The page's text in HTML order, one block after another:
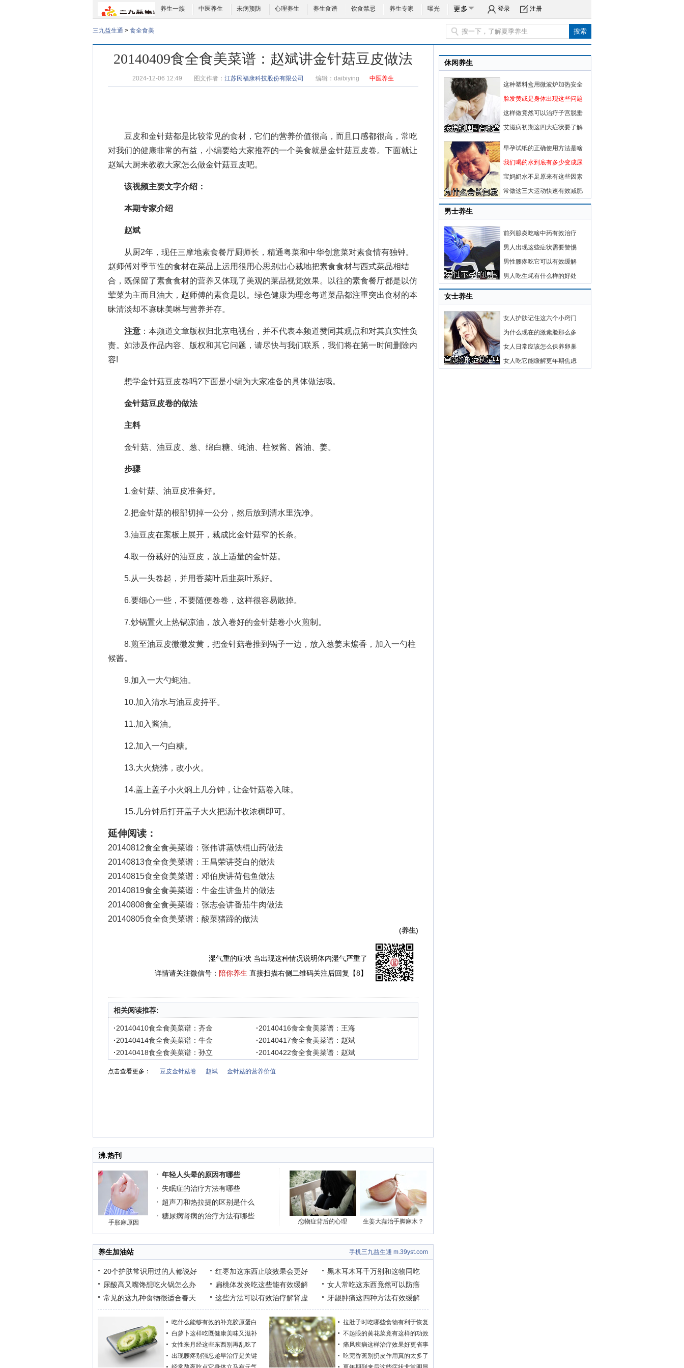
养生一族 中医养生 未病预防 心理养生 养生食谱 饮食禁忌 养生专家 曝光 更多 登录 注册
三九益生通 > 食全食美
20140409食全食美菜谱：赵斌讲金针菇豆皮做法
2024-12-06 12:49 图文作者： 江苏民福康科技股份有限公司 编辑： daibiying 中医养生
豆皮和金针菇都是比较常见的食材，它们的营养价值很高，而且口感都很高，常吃
对我们的健康非常的有益，小编要给大家推荐的一个美食就是金针菇豆皮卷。下面就让
赵斌大厨来教教大家怎么做金针菇豆皮吧。
该视频主要文字介绍：
本期专家介绍
赵斌
从厨2年，现任三摩地素食餐厅厨师长，精通粤菜和中华创意菜对素食情有独钟。
赵师傅对季节性的食材在菜品上运用很用心思别出心裁地把素食食材与西式菜品相结
合，既保留了素食食材的营养又体现了美观的莱品视觉效果。以往的素食餐厅都是以仿
荤菜为主而且油大，赵师傅的素食是以。绿色健康为理念每道菜品都注重突出食材的本
昧清淡却不寡昧美啉与营养并存。
注意 ：本频道文章版权归北京电视台，并不代表本频道赞同其观点和对其真实性负
责。如涉及作品内容、版权和其它问题，请尽快与我们联系，我们将在第一时间删除内
容!
想学金针菇豆皮卷吗?下面是小编为大家准备的具体做法哦。
金针菇豆皮卷的做法
主料
金针菇、油豆皮、葱、绵白糖、蚝油、柱候酱、酱油、姜。
步骤
1.金针菇、油豆皮准备好。
2.把金针菇的根部切掉一公分，然后放到清水里洗净。
3.油豆皮在案板上展开，裁成比金针菇窄的长条。
4.取一份裁好的油豆皮，放上适量的金针菇。
5.从一头卷起，并用香菜叶后韭菜叶系好。
6.要细心一些，不要随便卷卷，这样很容易散掉。
7.炒锅置火上热锅凉油，放入卷好的金针菇卷小火煎制。
8.煎至油豆皮微微发黄，把金针菇卷推到锅子一边，放入葱姜末煸香，加入一勺柱
候酱。
9.加入一大勺蚝油。
10.加入清水与油豆皮持平。
11.加入酱油。
12.加入一勺白糖。
13.大火烧沸，改小火。
14.盖上盖子小火焖上几分钟，让金针菇卷入味。
15.几分钟后打开盖子大火把汤汁收浓稠即可。
延伸阅读：
20140812食全食美菜谱：张伟讲蒸铁棍山药做法
20140813食全食美菜谱：王昌荣讲茭白的做法
20140815食全食美菜谱：邓伯庚讲荷包鱼做法
20140819食全食美菜谱：牛金生讲鱼片的做法
20140808食全食美菜谱：张志会讲番茄牛肉做法
20140805食全食美菜谱：酸菜猪蹄的做法
(养生)
湿气重的症状 当出现这种情况说明体内湿气严重了
详情请关注微信号： 陪你养生 直接扫描右侧二维码关注后回复【8】
相关阅读推荐:
·20140410食全食美菜谱：齐金 ·20140416食全食美菜谱：王海
·20140414食全食美菜谱：牛金 ·20140417食全食美菜谱：赵斌
·20140418食全食美菜谱：孙立 ·20140422食全食美菜谱：赵斌
点击查看更多： 豆皮金针菇卷 赵斌 金针菇的营养价值
沸.热刊
手胀麻原因
年轻人头晕的原因有哪些
失眠症的治疗方法有哪些
超声刀和热拉提的区别是什么
糖尿病肾病的治疗方法有哪些
恋物症背后的心理 生姜大蒜治手脚麻木？
养生加油站 手机三九益生通 m.39yst.com
20个护肤常识用过的人都说好
尿酸高又嘴馋想吃火锅怎么办
常见的这九种食物很适合春天
红枣加这东西止咳效果会更好
扁桃体发炎吃这些能有效缓解
这些方法可以有效治疗解肾虚
黑木耳木耳千万别和这物同吃
女人常吃这东西竟然可以防癌
牙龈肿痛这四种方法有效缓解
吃什么能够有效的补充胶原蛋白
白萝卜这样吃既健康美味又滋补
女性来月经这些东西别再乱吃了
出现腰疼别强忍趁早治疗是关键
拉肚子时吃哪些食物有利于恢复
不起眼的黄花菜竟有这样的功效
痛风疾病这样治疗效果好更省事
吃完香蕉别扔皮作用真的太多了
休闲养生
这种塑料盒用微波炉加热安全
脸发黄或是身体出现这些问题
这样做竟然可以治疗子宫脱垂
艾滋病初期这四大症状要了解
早孕试纸的正确使用方法是啥
我们喝的水到底有多少变成尿
宝妈奶水不足原来有这些因素
常做这三大运动快速有效减肥
男士养生
前列腺炎吃啥中药有效治疗
男人出现这些症状需要警惕
男性腰疼吃它可以有效缓解
男人吃生蚝有什么样的好处
女士养生
女人护肤记住这六个小窍门
为什么现在的激素脸那么多
女人日常应该怎么保养卵巢
女人吃它能缓解更年期焦虑